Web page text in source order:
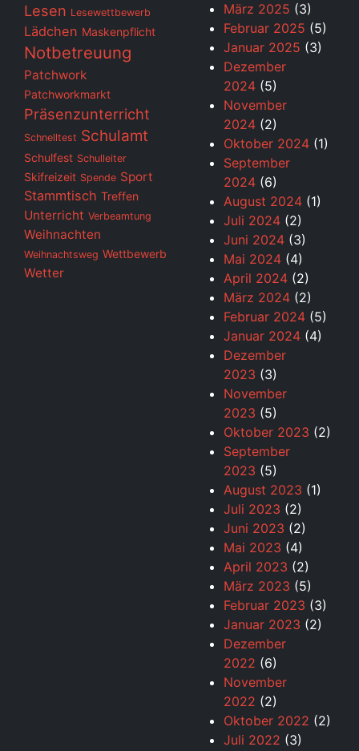
Lesen Lesewettbewerb
Lädchen Maskenpflicht
Notbetreuung
Patchwork
Patchworkmarkt
Präsenzunterricht
Schnelltest Schulamt
Schulfest Schulleiter
Skifreizeit Spende Sport
Stammtisch Treffen
Unterricht Verbeamtung
Weihnachten
Weihnachtsweg Wettbewerb
Wetter
März 2025 (3)
Februar 2025 (5)
Januar 2025 (3)
Dezember
2024 (5)
November
2024 (2)
Oktober 2024 (1)
September
2024 (6)
August 2024 (1)
Juli 2024 (2)
Juni 2024 (3)
Mai 2024 (4)
April 2024 (2)
März 2024 (2)
Februar 2024 (5)
Januar 2024 (4)
Dezember
2023 (3)
November
2023 (5)
Oktober 2023 (2)
September
2023 (5)
August 2023 (1)
Juli 2023 (2)
Juni 2023 (2)
Mai 2023 (4)
April 2023 (2)
März 2023 (5)
Februar 2023 (3)
Januar 2023 (2)
Dezember
2022 (6)
November
2022 (2)
Oktober 2022 (2)
Juli 2022 (3)